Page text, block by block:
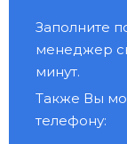
Заполните
менеджер
минут.
Также Вы
телефону: